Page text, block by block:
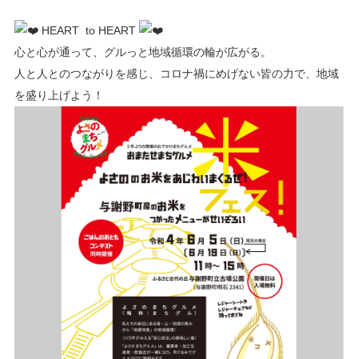
HEART to HEART
心と心が通って、グルっと地域循環の輪が広がる。
人と人とのつながりを感じ、コロナ禍にめげない皆の力で、地域
を盛り上げよう！